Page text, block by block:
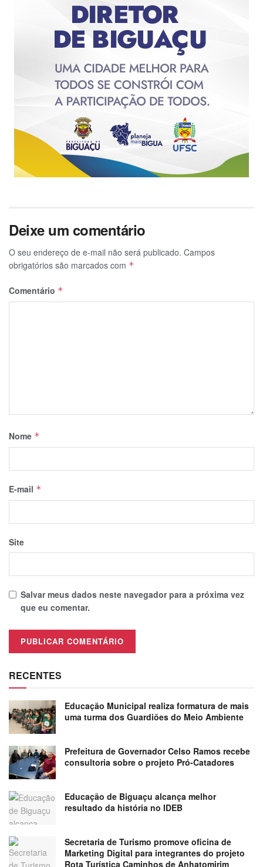
Deixe um comentário
O seu endereço de e-mail não será publicado. Campos
obrigatórios são marcados com *
Comentário *
Nome *
E-mail *
Site
Salvar meus dados neste navegador para a próxima vez
que eu comentar.
RECENTES
Educação Municipal realiza formatura de mais
uma turma dos Guardiões do Meio Ambiente
Prefeitura de Governador Celso Ramos recebe
consultoria sobre o projeto Pró-Catadores
Educação de Biguaçu alcança melhor
resultado da história no IDEB
Secretaria de Turismo promove oficina de
Marketing Digital para integrantes do projeto
Rota Turística Caminhos de Anhatomirim